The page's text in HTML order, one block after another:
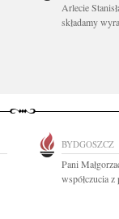
Arlecie
składamy
BYDGOSZCZ
Pani
współczucia